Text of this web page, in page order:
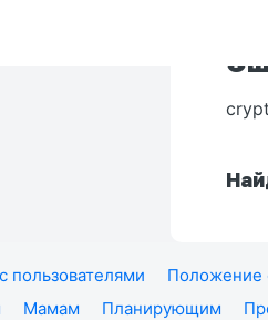
пользователями Положение
Мамам Планирующим